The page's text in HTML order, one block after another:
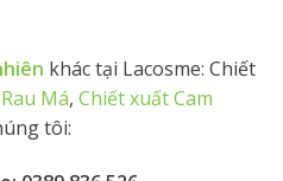
khác tại Lacosme: Chiết
Má, Chiết xuất Cam
tôi: